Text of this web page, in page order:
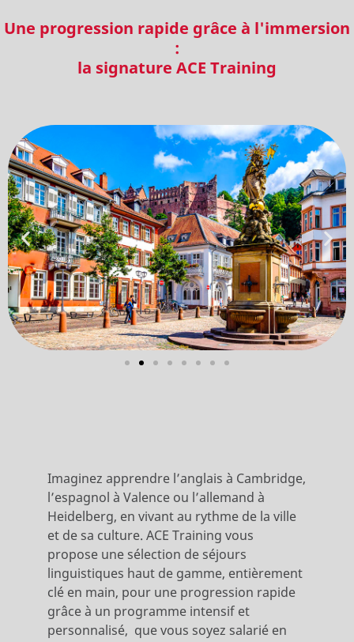
Une progression rapide grâce à l'immersion
:
la signature ACE Training
Imaginez apprendre l’anglais à Cambridge,
l’espagnol à Valence ou l’allemand à
Heidelberg, en vivant au rythme de la ville
et de sa culture. ACE Training vous
propose une sélection de séjours
linguistiques haut de gamme, entièrement
clé en main, pour une progression rapide
grâce à un programme intensif et
personnalisé, que vous soyez salarié en